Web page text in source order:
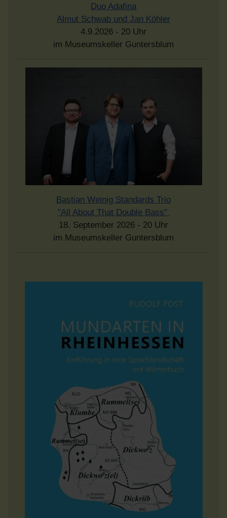
Duo Adafina
Almut Schwab und Jan Köhler
4.9.2026 - 20 Uhr
im Museumskeller Guntersblum
Bastian Weinig Standards Trio
"All About That Double Bass"
18. September 2026 - 20 Uhr
im Museumskeller Guntersblum